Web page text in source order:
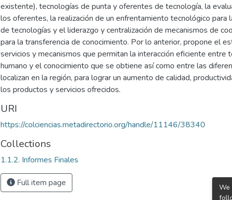
existente), tecnologías de punta y oferentes de tecnología, la
los oferentes, la realización de un enfrentamiento tecnológico para
de tecnologías y el liderazgo y centralización de mecanismos de
para la transferencia de conocimiento. Por lo anterior, propone el
servicios y mecanismos que permitan la interacción eficiente entre
humano y el conocimiento que se obtiene así como entre las
localizan en la región, para lograr un aumento de calidad,
los productos y servicios ofrecidos.
URI
https://colciencias.metadirectorio.org/handle/11146/38340
Collections
1.1.2. Informes Finales
Full item page
We